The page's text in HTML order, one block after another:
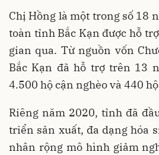
Chị Hồng là một trong số 18
toàn tỉnh Bắc Kạn được hỗ
gian qua. Từ nguồn vốn
Bắc Kạn đã hỗ trợ trên 13
4.500 hộ cận nghèo và 440
Riêng năm 2020, tỉnh đã
triển sản xuất, đa dạng hóa
nhân rộng mô hình giảm